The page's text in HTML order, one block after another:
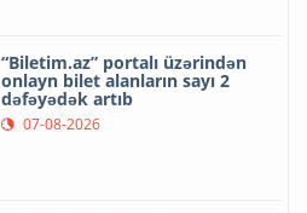
“Biletim.az” portalı üzərindən
onlayn bilet alanların sayı 2
dəfəyədək artıb
07-08-2026